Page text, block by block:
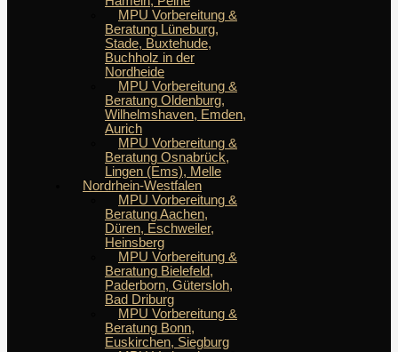
MPU Vorbereitung &
Beratung Lüneburg,
Stade, Buxtehude,
Buchholz in der
Nordheide
MPU Vorbereitung &
Beratung Oldenburg,
Wilhelmshaven, Emden,
Aurich
MPU Vorbereitung &
Beratung Osnabrück,
Lingen (Ems), Melle
Nordrhein-Westfalen
MPU Vorbereitung &
Beratung Aachen,
Düren, Eschweiler,
Heinsberg
MPU Vorbereitung &
Beratung Bielefeld,
Paderborn, Gütersloh,
Bad Driburg
MPU Vorbereitung &
Beratung Bonn,
Euskirchen, Siegburg